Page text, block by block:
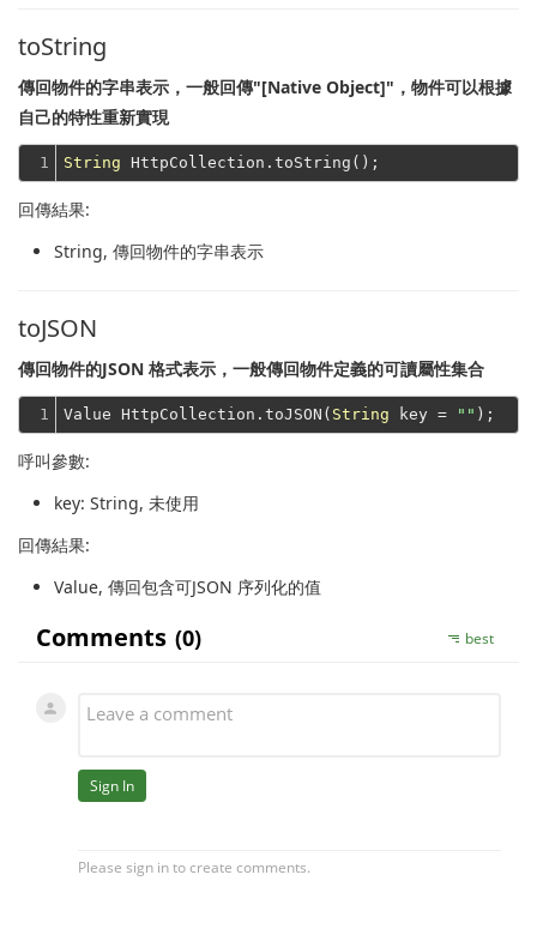
toString
傳回物件的字串表示，一般回傳"[Native Object]"，物件可以根據
自己的特性重新實現
1 String
回傳結果:
String, 傳回物件的字串表示
toJSON
傳回物件的JSON 格式表示，一般傳回物件定義的可讀屬性集合
1 Value HttpCollection.toJSON( String key = ""
呼叫參數:
key: String, 未使用
回傳結果:
Value, 傳回包含可JSON 序列化的值